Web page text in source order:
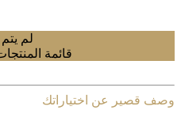
لم
قائمة
وصف قصير عن اختياراتك